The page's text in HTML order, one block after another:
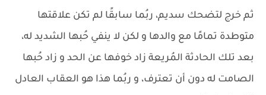
ثم خرج لتضحك سديم، ربُما سابقًا لم تكن علاقتها
متوطدة تمامًا مع والدها و لكن لا ينفي حُبها الشديد له،
بعد تلك الحادثة المُريعة زاد خوفها عن الحد و زاد حُبها
الصامت له دون أن تعترف، و ربُما هذا هو العقاب العادل